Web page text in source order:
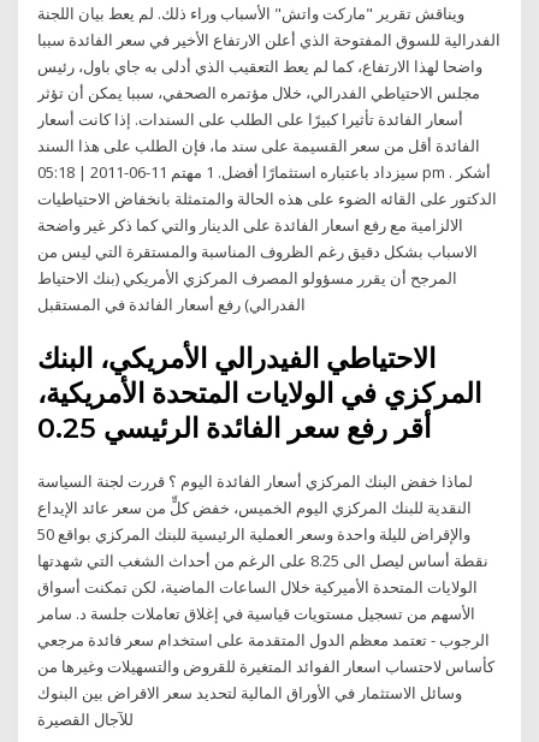
ويناقش تقرير "ماركت واتش" الأسباب وراء ذلك. لم يعط بيان اللجنة
الفدرالية للسوق المفتوحة الذي أعلن الارتفاع الأخير في سعر الفائدة سببا
واضحا لهذا الارتفاع، كما لم يعط التعقيب الذي أدلى به جاي باول، رئيس
مجلس الاحتياطي الفدرالي، خلال مؤتمره الصحفي، سببا يمكن أن تؤثر
أسعار الفائدة تأثيرا كبيرًا على الطلب على السندات. إذا كانت أسعار
الفائدة أقل من سعر القسيمة على سند ما، فإن الطلب على هذا السند
سيزداد باعتباره استثمارًا أفضل. 1 مهتم 11-06-2011 | 05:18 pm . أشكر
الدكتور على القائه الضوء على هذه الحالة والمتمثلة بانخفاض الاحتياطيات
الالزامية مع رفع اسعار الفائدة على الدينار والتي كما ذكر غير واضحة
الاسباب بشكل دقيق رغم الظروف المناسبة والمستقرة التي ليس من
المرجح أن يقرر مسؤولو المصرف المركزي الأمريكي (بنك الاحتياط
الفدرالي) رفع أسعار الفائدة في المستقبل
الاحتياطي الفيدرالي الأمريكي، البنك
المركزي في الولايات المتحدة الأمريكية،
أقر رفع سعر الفائدة الرئيسي 0.25
لماذا خفض البنك المركزي أسعار الفائدة اليوم ؟ قررت لجنة السياسة
النقدية للبنك المركزي اليوم الخميس، خفض كلٍّ من سعر عائد الإيداع
والإقراض لليلة واحدة وسعر العملية الرئيسية للبنك المركزي بواقع 50
نقطة أساس ليصل الى 8.25 على الرغم من أحداث الشغب التي شهدتها
الولايات المتحدة الأميركية خلال الساعات الماضية، لكن تمكنت أسواق
الأسهم من تسجيل مستويات قياسية في إغلاق تعاملات جلسة د. سامر
الرجوب - تعتمد معظم الدول المتقدمة على استخدام سعر فائدة مرجعي
كأساس لاحتساب اسعار الفوائد المتغيرة للقروض والتسهيلات وغيرها من
وسائل الاستثمار في الأوراق المالية لتحديد سعر الاقراض بين البنوك
للآجال القصيرة